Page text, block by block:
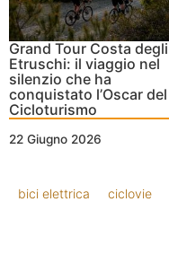
Grand Tour Costa degli
Etruschi: il viaggio nel
silenzio che ha
conquistato l’Oscar del
Cicloturismo
22 Giugno 2026
bici elettrica ciclovie